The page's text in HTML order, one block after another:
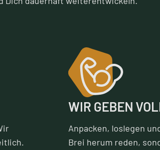
WIR GEBEN
Anpacken, loslegen
Brei herum reden,